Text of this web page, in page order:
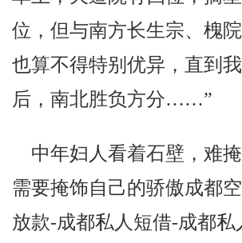
位，但与南方长生宗、槐
也算不得特别优异，直到
后，南北胜负方分……”
中年妇人看着石壁，难
需要掩饰自己的骄傲成都
放款-成都私人短借-成都私